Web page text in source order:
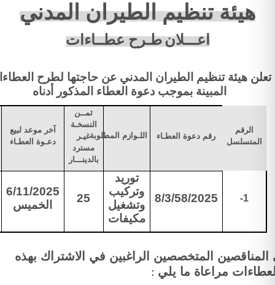
هيئة تنظيم الطيران المدني
اعـــلانطـرح عطــاءات
تعلن هيئة تنظيم الطيران المدني عن حاجتها لطرح
المبينة بموجب دعوة العطاء المذكور أدناه
الرقم
المتسلسل
رقم دعوة العطـاء اللـوازم المطلوبة
ثمــن
النسخـة
غيـر
مسترد
بالدينـــار
آخر موعد لبيع
دعـوة العطـاء
1-
8/3/58/2025
توريد
وتركيب
وتشغيل
مكيفات
25
6/11/2025
الخميس
المتخصصين الراغبين في الاشتراك بهذه
مراعاة ما يلي :